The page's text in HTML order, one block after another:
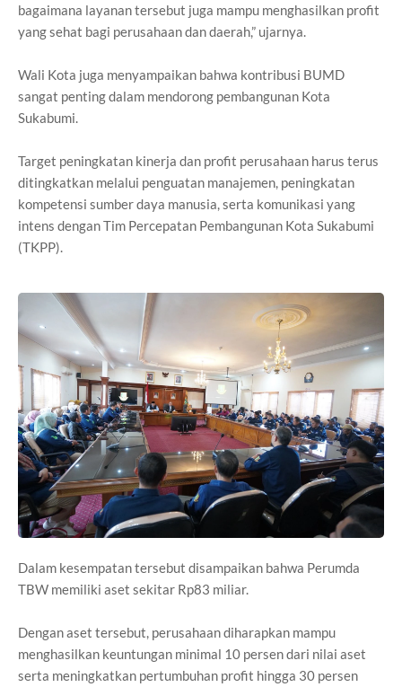
bagaimana layanan tersebut juga mampu menghasilkan profit
yang sehat bagi perusahaan dan daerah,” ujarnya.
Wali Kota juga menyampaikan bahwa kontribusi BUMD
sangat penting dalam mendorong pembangunan Kota
Sukabumi.
Target peningkatan kinerja dan profit perusahaan harus terus
ditingkatkan melalui penguatan manajemen, peningkatan
kompetensi sumber daya manusia, serta komunikasi yang
intens dengan Tim Percepatan Pembangunan Kota Sukabumi
(TKPP).
Dalam kesempatan tersebut disampaikan bahwa Perumda
TBW memiliki aset sekitar Rp83 miliar.
Dengan aset tersebut, perusahaan diharapkan mampu
menghasilkan keuntungan minimal 10 persen dari nilai aset
serta meningkatkan pertumbuhan profit hingga 30 persen